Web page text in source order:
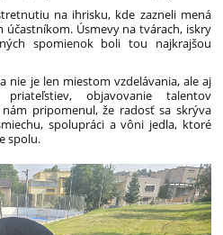
na ihrisku, kde zazneli mená
Úsmevy na tvárach, iskry
spomienok boli tou najkrajšou
nie je len miestom vzdelávania, ale aj
objavovanie talentov
pripomenul, že radosť sa skrýva
spolupráci a vôni jedla, ktoré
spolu.